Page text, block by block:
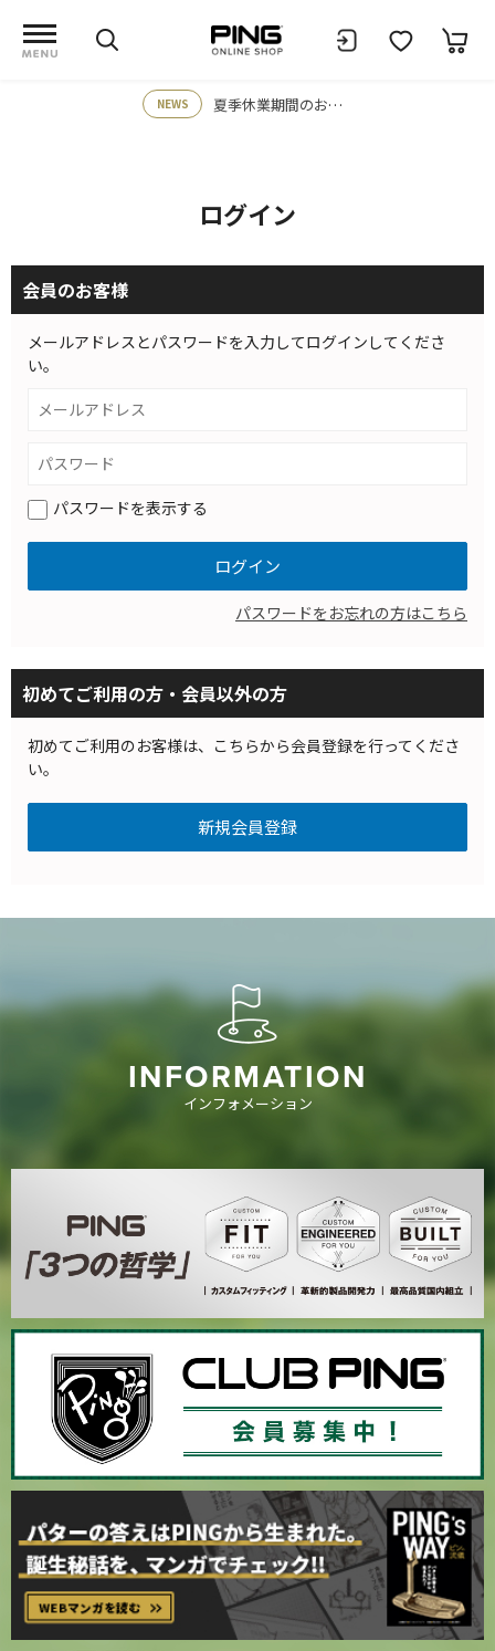
NEWS 夏季休業期間のお知らせ
ログイン
会員のお客様
メールアドレスとパスワードを入力してログインしてくださ
い。
パスワードを表示する
パスワードをお忘れの方はこちら
初めてご利用の方・会員以外の方
初めてご利用のお客様は、こちらから会員登録を行ってくださ
い。
INFORMATION
インフォメーション